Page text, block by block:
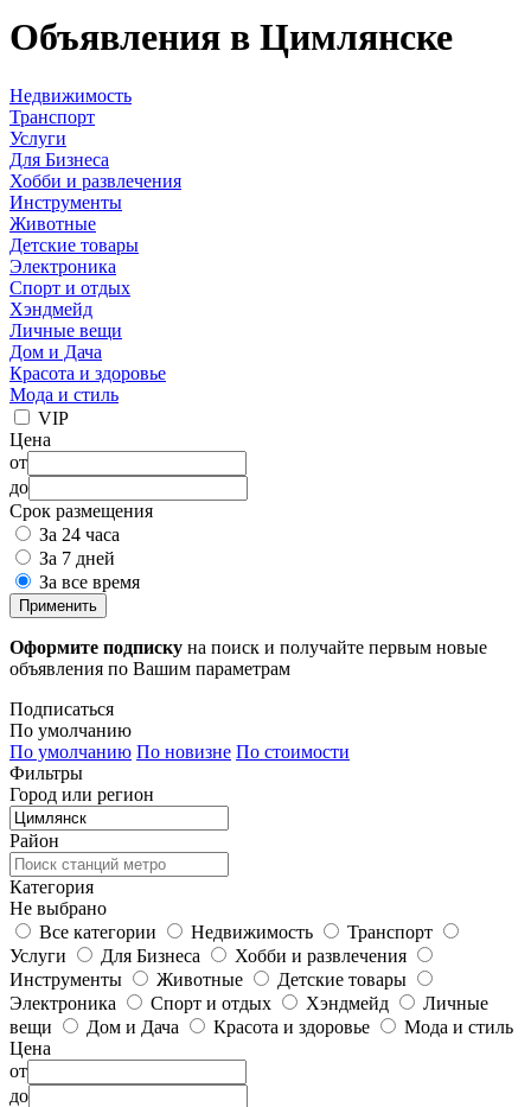
Объявления в Цимлянске
Недвижимость
Транспорт
Услуги
Для Бизнеса
Хобби и развлечения
Инструменты
Животные
Детские товары
Электроника
Спорт и отдых
Хэндмейд
Личные вещи
Дом и Дача
Красота и здоровье
Мода и стиль
VIP
Цена
от
до
Срок размещения
За 24 часа
За 7 дней
За все время
Применить
Оформите подписку на поиск и получайте первым новые
объявления по Вашим параметрам
Подписаться
По умолчанию
По умолчанию По новизне По стоимости
Фильтры
Город или регион
Район
Категория
Не выбрано
Все категории
Недвижимость
Транспорт
Услуги
Для Бизнеса
Хобби и развлечения
Инструменты
Животные
Детские товары
Электроника
Спорт и отдых Хэндмейд
Личные
вещи
Дом и Дача Красота и здоровье
Мода и стиль
Цена
от
до